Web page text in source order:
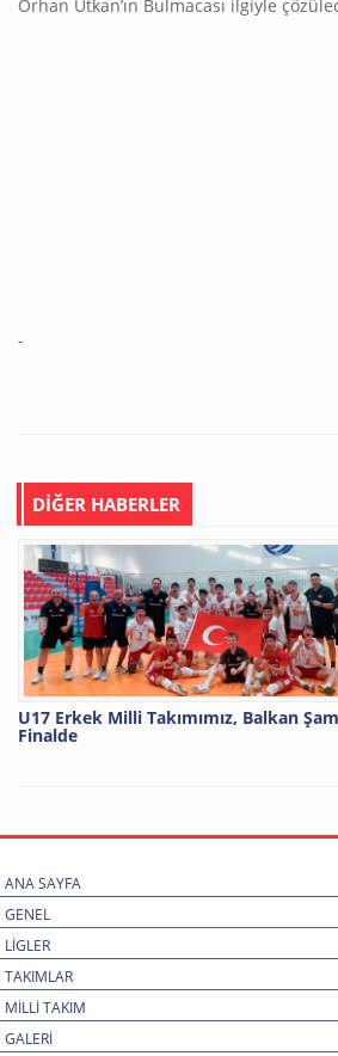
Orhan Utkan’ın Bulmacası ilgiyle
-
DİĞER HABERLER
U17 Erkek Milli Takımımız, Balkan
Finalde
ANA SAYFA
GENEL
LİGLER
TAKIMLAR
MİLLİ TAKIM
GALERİ